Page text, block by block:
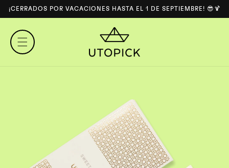
DIRECTAMENTE
¡CERRADOS POR VACACIONES HASTA EL 1 DE SEPTIEMBRE! 😎🍹